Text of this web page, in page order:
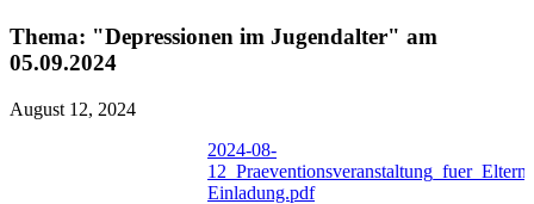
Thema: "Depressionen im Jugendalter" am
05.09.2024
August 12, 2024
2024-08-
12_Praeventionsveranstaltung_fuer_Eltern-
Einladung.pdf